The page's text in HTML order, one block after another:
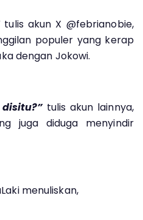
tulis akun X @febrianobie,
populer yang kerap
dengan Jokowi.
tulis akun lainnya,
juga diduga menyindir
menuliskan,